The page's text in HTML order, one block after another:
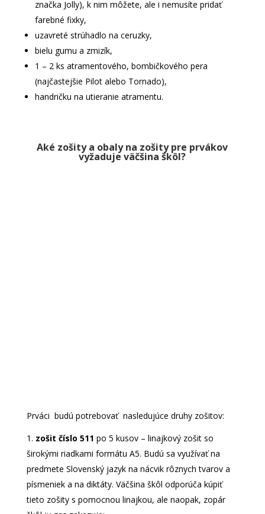
značka Jolly), k nim môžete, ale i nemusíte pridať
farebné fixky,
uzavreté strúhadlo na ceruzky,
bielu gumu a zmizík,
1 – 2 ks atramentového, bombičkového pera
(najčastejšie Pilot alebo Tornado),
handričku na utieranie atramentu.
Aké zošity a obaly na zošity pre prvákov
vyžaduje väčšina škôl?
Prváci budú potrebovať nasledujúce druhy zošitov:
zošit číslo 511 po 5 kusov – linajkový zošit so
širokými riadkami formátu A5. Budú sa využívať na
predmete Slovenský jazyk na nácvik rôznych tvarov a
písmeniek a na diktáty. Väčšina škôl odporúča kúpiť
tieto zošity s pomocnou linajkou, ale naopak, zopár